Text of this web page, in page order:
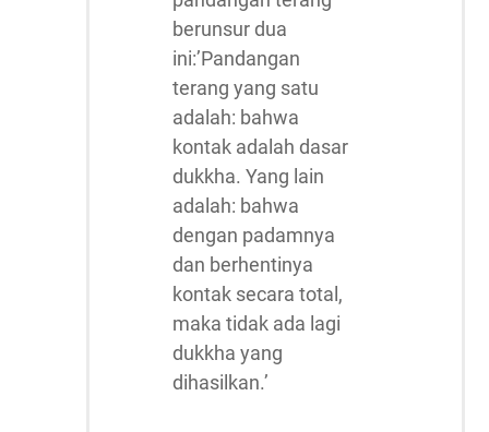
berunsur dua
ini:’Pandangan
terang yang satu
adalah: bahwa
kontak adalah dasar
dukkha. Yang lain
adalah: bahwa
dengan padamnya
dan berhentinya
kontak secara total,
maka tidak ada lagi
dukkha yang
dihasilkan.’